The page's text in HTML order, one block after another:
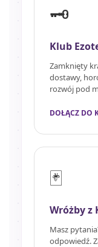
🗝️
Klub
Zamknięty
dostawy,
rozwój pod
DOŁĄCZ DO
🃏
Wróżby z
Masz
odpowiedź.